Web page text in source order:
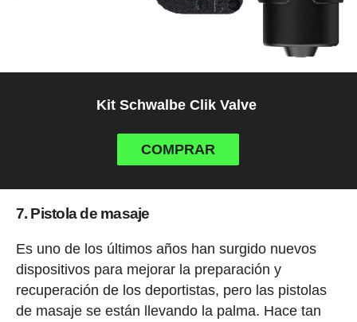
Kit Schwalbe Clik Valve
COMPRAR
7. Pistola de masaje
Es uno de los últimos años han surgido nuevos
dispositivos para mejorar la preparación y
recuperación de los deportistas, pero las pistolas
de masaje se están llevando la palma. Hace tan